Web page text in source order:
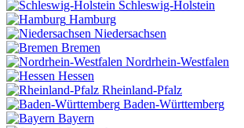
Schleswig-Holstein
Hamburg
Niedersachsen
Bremen
Nordrhein-Westfalen
Hessen
Rheinland-Pfalz
Baden-Württemberg
Bayern